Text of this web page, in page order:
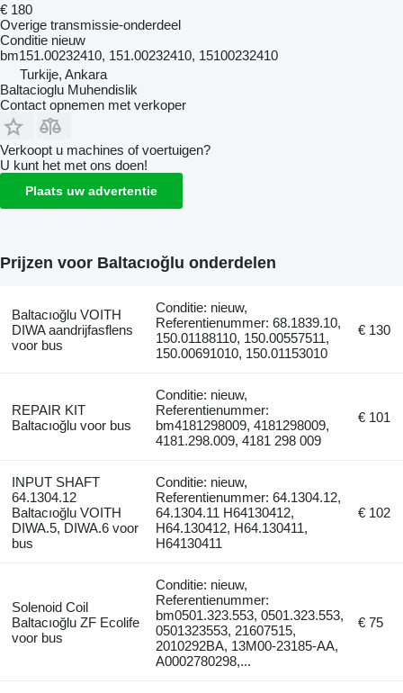
€ 180
Overige transmissie-onderdeel
Conditie nieuw
bm151.00232410, 151.00232410, 15100232410
Turkije, Ankara
Baltacioglu Muhendislik
Contact opnemen met verkoper
Verkoopt u machines of voertuigen?
U kunt het met ons doen!
Plaats uw advertentie
Prijzen voor Baltacıoğlu onderdelen
Baltacıoğlu VOITH
DIWA aandrijfasflens
voor bus
Conditie: nieuw,
Referentienummer: 68.1839.10,
150.01188110, 150.00557511,
150.00691010, 150.01153010
€ 130
REPAIR KIT
Baltacıoğlu voor bus
Conditie: nieuw,
Referentienummer:
bm4181298009, 4181298009,
4181.298.009, 4181 298 009
€ 101
INPUT SHAFT
64.1304.12
Baltacıoğlu VOITH
DIWA.5, DIWA.6 voor
bus
Conditie: nieuw,
Referentienummer: 64.1304.12,
64.1304.11 H64130412,
H64.130412, H64.130411,
H64130411
€ 102
Solenoid Coil
Baltacıoğlu ZF Ecolife
voor bus
Conditie: nieuw,
Referentienummer:
bm0501.323.553, 0501.323.553,
0501323553, 21607515,
2010292BA, 13M00-23185-AA,
A0002780298,...
€ 75